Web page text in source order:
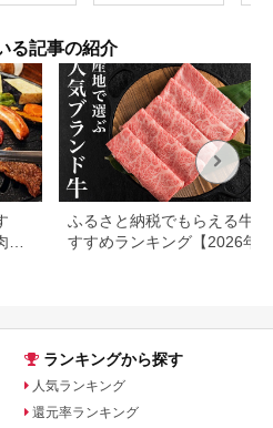
気 おすすめ
阪 松
モモ ビーフ
レー 霜降
多気町 SS-
る記事の紹介
ふるさと納税でもらえる牛肉
すすめランキング【2026年
ランキングから探す
人気ランキング
還元率ランキング